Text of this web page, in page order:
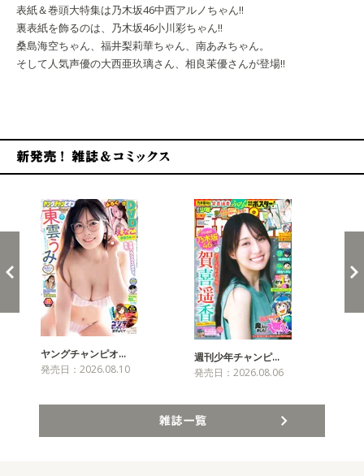
表紙＆巻頭大特集は乃木坂46中西アルノちゃん!!
裏表紙を飾るのは、乃木坂46小川彩ちゃん‼
桑島海空ちゃん、福井梨莉華ちゃん、南あみちゃん。
そして人気声優の大西亜玖璃さん、 相良茉優さんが登場!!
ヤングチャンピオ…
発売日：2026.08.10
週刊少年チャンピ…
発売日：2026.08.06